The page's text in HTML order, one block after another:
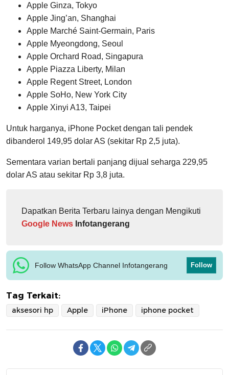
Apple Ginza, Tokyo
Apple Jing’an, Shanghai
Apple Marché Saint-Germain, Paris
Apple Myeongdong, Seoul
Apple Orchard Road, Singapura
Apple Piazza Liberty, Milan
Apple Regent Street, London
Apple SoHo, New York City
Apple Xinyi A13, Taipei
Untuk harganya, iPhone Pocket dengan tali pendek
dibanderol 149,95 dolar AS (sekitar Rp 2,5 juta).
Sementara varian bertali panjang dijual seharga 229,95
dolar AS atau sekitar Rp 3,8 juta.
Dapatkan Berita Terbaru lainya dengan Mengikuti
Google News Infotangerang
Follow WhatsApp Channel Infotangerang Follow
Tag Terkait:
aksesori hp Apple iPhone iphone pocket